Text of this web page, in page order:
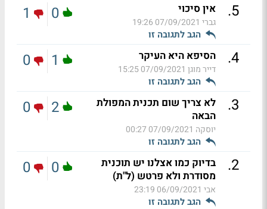
5
. אין סיכוי
גברי 07/09/2021 19:26
הגב לתגובה זו
0
1
4
. הסיפא היא העיקר
דייר מוגן 07/09/2021 15:25
הגב לתגובה זו
1
0
3
.
לא צריך שום תכנית המפולת
הבאה
יוסקה 07/09/2021 00:27
הגב לתגובה זו
2
0
2
.
בדיוק כמו אצלנו יש תוכנית
מסודרת ולא פרטש (ל"ת)
אבי 06/09/2021 23:19
הגב לתגובה זו
0
0